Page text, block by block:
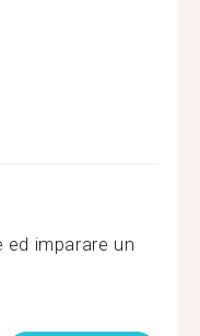
ed imparare un